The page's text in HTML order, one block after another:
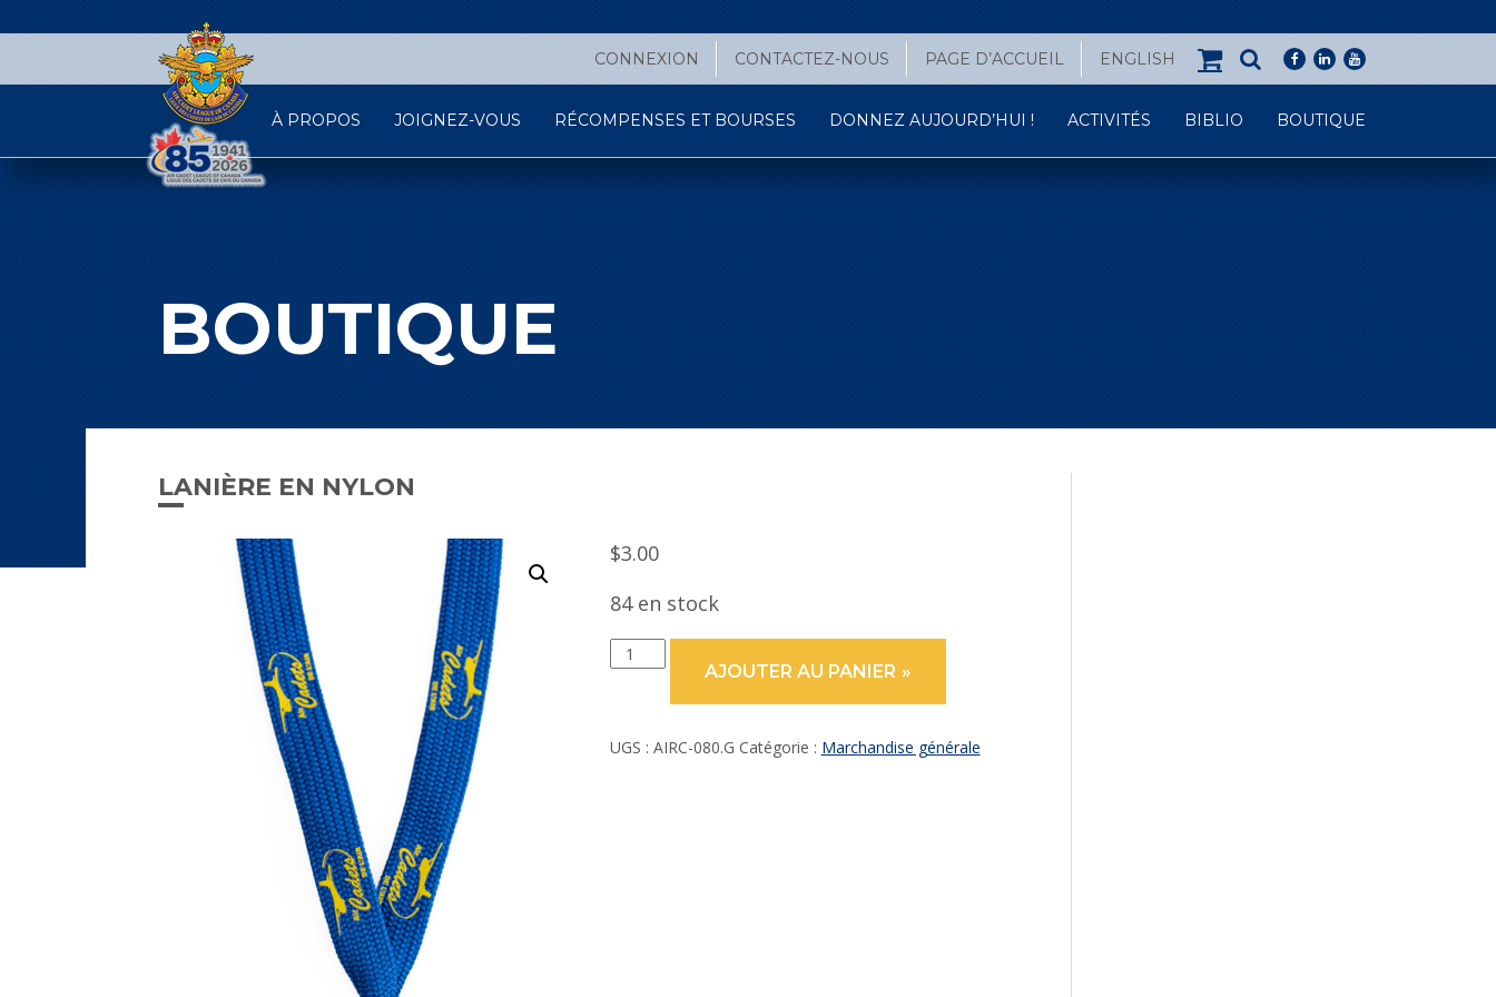
CONNEXION CONTACTEZ-NOUS PAGE D’ACCUEIL ENGLISH facebook
linkedinyoutube
À PROPOS JOIGNEZ-VOUS RÉCOMPENSES ET BOURSES DONNEZ AUJOURD’HUI ! ACTIVITÉS BIBLIO BOUTIQUE
BOUTIQUE
LANIÈRE EN NYLON
$3.00
84 en stock
quantité
de
nylon
AJOUTER AU PANIER
UGS : AIRC-080.G Catégorie : Marchandise générale